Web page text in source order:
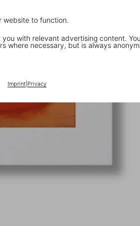
website to function.
with relevant advertising content.
where necessary, but is always
Imprint| Privacy